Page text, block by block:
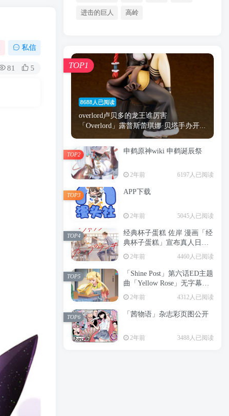
私信
81 5
进击的巨人 高岭
8688人已阅读
overlord卢贝多的龙王谁厉害
「Overlord」露普斯蕾琪娜·贝塔手办开...
TOP1
申鹤原神wiki 申鹤诞辰祭
2年前 6197人已阅读
TOP2
APP下载
2年前 5045人已阅读
TOP3
经典杯子蛋糕 佐岸 漫画「经
典杯子蛋糕」宣布真人日剧
化
2年前 4460人已阅读
TOP4
「Shine Post」第六话ED主题
曲「Yellow Rose」无字幕MV
公开
2年前 4312人已阅读
TOP5
「茜物语」杂志彩页图公开
2年前 3488人已阅读
TOP6
时间 秘密 手机 海贼王
鬼灭 捆绑 萝莉
间谍过家家 忍者 高木
进击的巨人 高岭
8688人已阅读
overlord卢贝多的龙王谁厉害
「Overlord」露普斯蕾琪娜·贝塔手办开...
TOP1
申鹤原神wiki 申鹤诞辰祭
2年前 6197人已阅读
TOP2
APP下载
2年前 5045人已阅读
TOP3
经典杯子蛋糕 佐岸 漫画「经
典杯子蛋糕」宣布真人日剧
TOP4